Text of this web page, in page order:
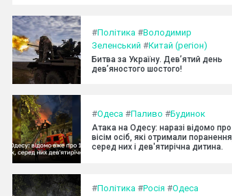
#Політика #Володимир
Зеленський #Китай (регіон)
Битва за Україну. Дев’ятий день
дев’яностого шостого!
#Одеса #Паливо #Будинок
Атака на Одесу: наразі відомо про
вісім осіб, які отримали поранення,
серед них і дев'ятирічна дитина.
#Політика #Росія #Одеса